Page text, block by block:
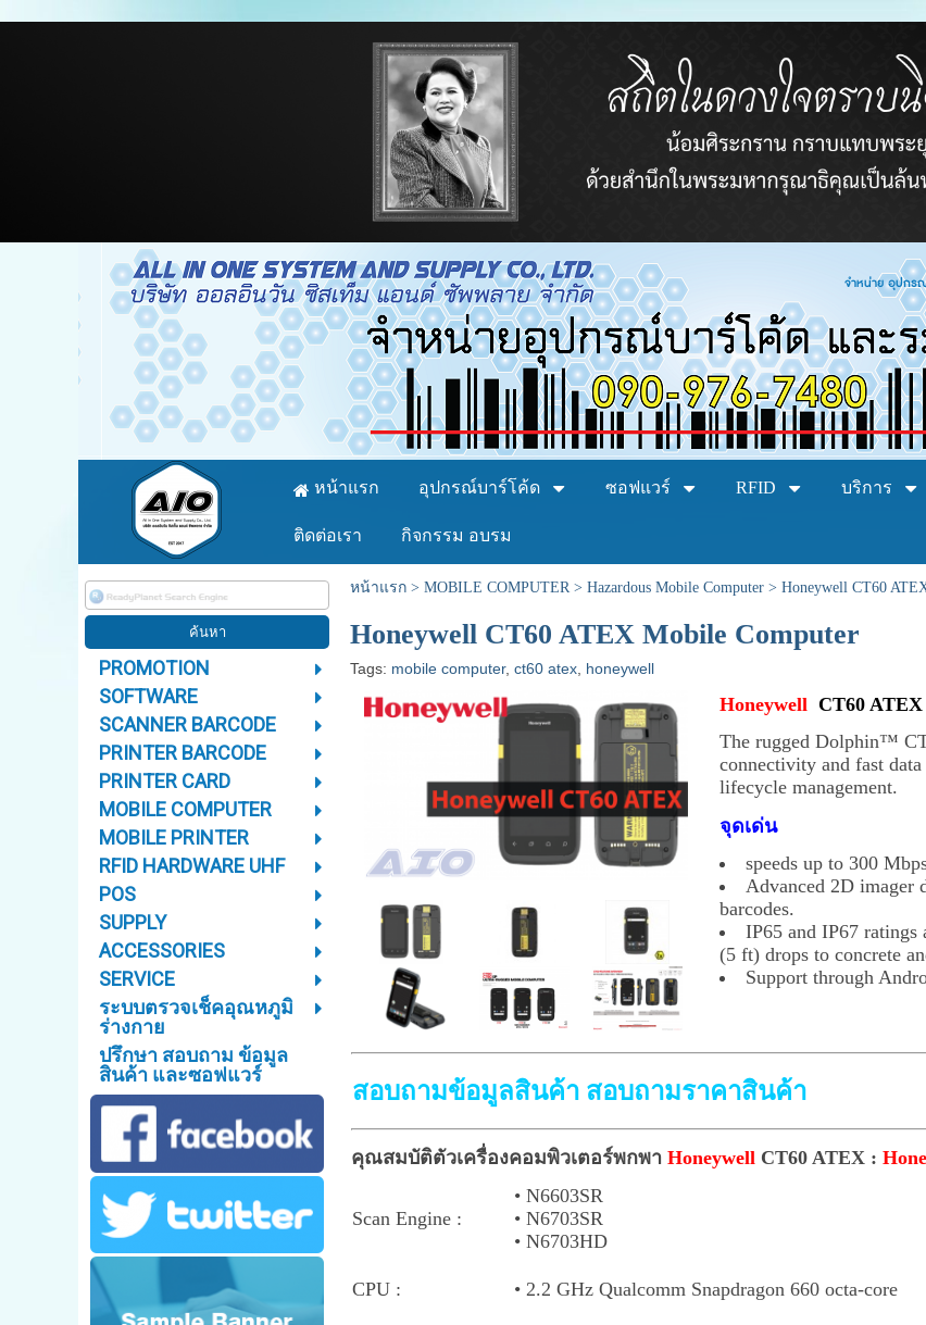
จำหน่าย อุปกรณ์บาร์โค้ด อาร์เอฟไอดี ระบบบาร์โค้ด ระบบลงทะ
หน้าแรก อุปกรณ์บาร์โค้ด ซอฟแวร์ RFID บริการ
ติดต่อเรา กิจกรรม อบรม
PROMOTION
SOFTWARE
SCANNER BARCODE
PRINTER BARCODE
PRINTER CARD
MOBILE COMPUTER
MOBILE PRINTER
RFID HARDWARE UHF
POS
SUPPLY
ACCESSORIES
SERVICE
ระบบตรวจเช็คอุณหภูมิ
ร่างกาย
ปรึกษา สอบถาม ข้อมูล
สินค้า และซอฟแวร์
หน้าแรก> MOBILE COMPUTER> Hazardous Mobile Computer> Honeywell CT60
Honeywell CT60 ATEX Mobile Computer
Tags: mobile computer,ct60 atex, honeywell
Honeywell CT60 ATEX
The rugged Dolphin™
connectivity and fast
lifecycle management.
จุดเด่น
speeds up to 300
Advanced 2D imager
barcodes.
IP65 and IP67
(5 ft) drops to concrete
Support through
สอบถามข้อมูลสินค้า สอบถามราคาสินค้า
คุณสมบัติตัวเครื่องคอมพิวเตอร์พกพา HoneywellCT60 ATEX :
Scan Engine :
• N6603SR
• N6703SR
• N6703HD
CPU : • 2.2 GHz Qualcomm Snapdragon 660 octa-core